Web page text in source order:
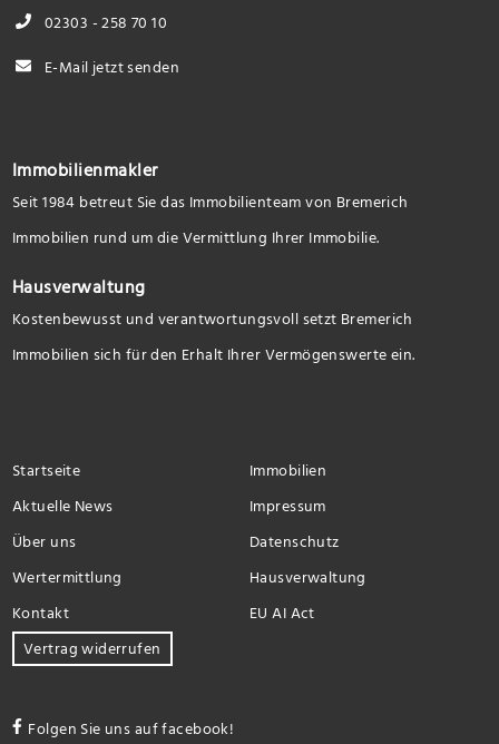
02303 - 258 70 10
E-Mail jetzt senden
Immobilienmakler
Seit 1984 betreut Sie das Immobilienteam von Bremerich
Immobilien rund um die Vermittlung Ihrer Immobilie.
Hausverwaltung
Kostenbewusst und verantwortungsvoll setzt Bremerich
Immobilien sich für den Erhalt Ihrer Vermögenswerte ein.
Startseite
Immobilien
Aktuelle News
Impressum
Über uns
Datenschutz
Wertermittlung
Hausverwaltung
Kontakt
EU AI Act
Vertrag widerrufen
Folgen Sie uns auf facebook!